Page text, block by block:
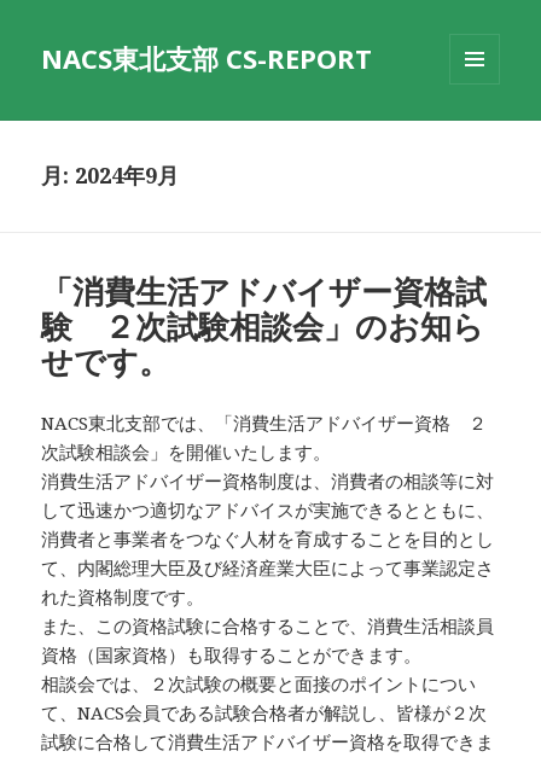
NACS東北支部 CS-REPORT
ーとウ
月: 2024年9月
「消費生活アドバイザー資格試
験 ２次試験相談会」のお知ら
せです。
NACS東北支部では、「消費生活アドバイザー資格 ２
次試験相談会」を開催いたします。
消費生活アドバイザー資格制度は、消費者の相談等に対
して迅速かつ適切なアドバイスが実施できるとともに、
消費者と事業者をつなぐ人材を育成することを目的とし
て、内閣総理大臣及び経済産業大臣によって事業認定さ
れた資格制度です。
また、この資格試験に合格することで、消費生活相談員
資格（国家資格）も取得することができます。
相談会では、２次試験の概要と面接のポイントについ
て、NACS会員である試験合格者が解説し、皆様が２次
試験に合格して消費生活アドバイザー資格を取得できま